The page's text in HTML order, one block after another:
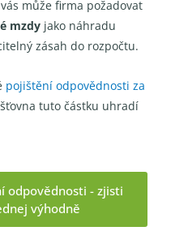
může firma požadovat
mzdy jako náhradu
zásah do rozpočtu.
pojištění odpovědnosti za
tuto částku uhradí
odpovědnosti - zjisti
výhodně